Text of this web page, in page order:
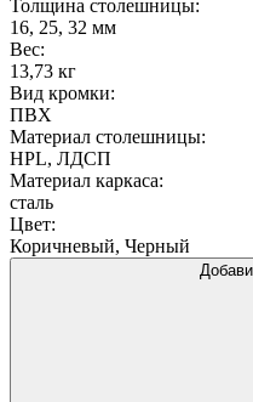
Толщина столешницы:
16, 25, 32 мм
Вес:
13,73 кг
Вид кромки:
ПВХ
Материал столешницы:
HPL, ЛДСП
Материал каркаса:
сталь
Цвет:
Коричневый, Черный